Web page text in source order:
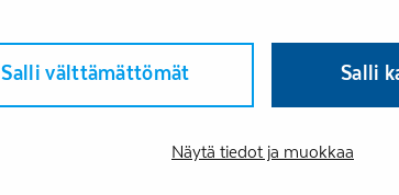
Salli välttämättömät Salli
Näytä tiedot ja muokkaa